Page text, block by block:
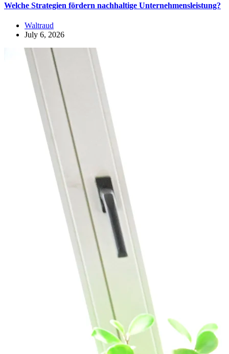
Welche Strategien fördern nachhaltige Unternehmensleistung?
Waltraud
July 6, 2026